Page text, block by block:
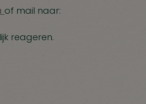
of mail naar:
reageren.